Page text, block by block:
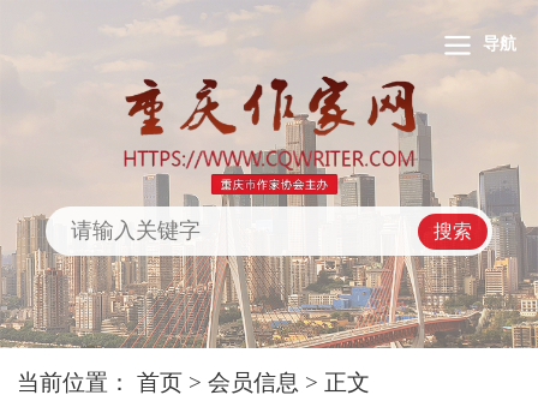
导航
搜索
当前位置：首页 >会员信息 > 正文